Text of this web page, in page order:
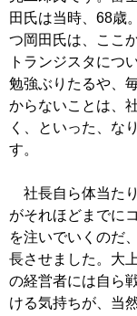
田氏は当時、68歳
つ岡田氏は、ここ
トランジスタにつ
勉強ぶりたるや、
からないことは、
く、といった、な
す。
社長自ら体当た
がそれほどまでに
を注いでいくのだ
長させました。大
の経営者には自ら
ける気持ちが、当